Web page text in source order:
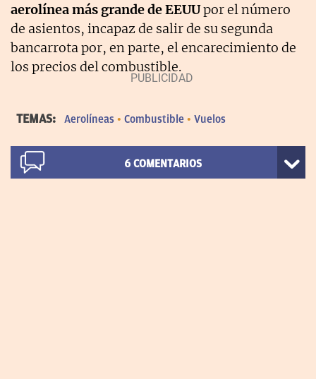
aerolínea más grande de EEUUpor el número
de asientos, incapaz de salir de su segunda
bancarrota por, en parte, el encarecimiento de
los precios del combustible.
TEMAS: Aerolíneas Combustible Vuelos
6 COMENTARIOS